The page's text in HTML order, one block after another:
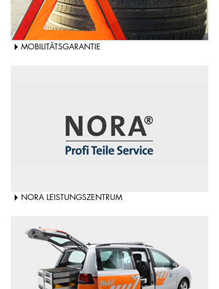
MOBILITÄTSGARANTIE
NORA LEISTUNGSZENTRUM